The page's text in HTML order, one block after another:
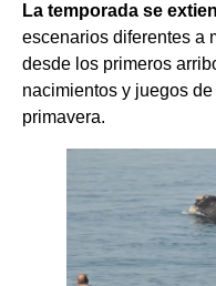
La temporada se
escenarios diferentes a
desde los primeros
nacimientos y juegos
primavera.